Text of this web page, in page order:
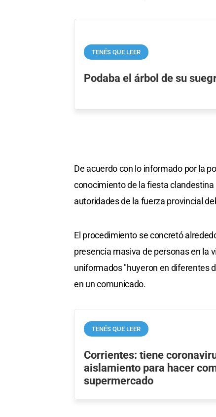
TENÉS QUE LEER
Podaba el árbol de su
De acuerdo con lo informado por la
conocimiento de la fiesta
autoridades de la fuerza provincial
El procedimiento se concretó
presencia masiva de personas en la
uniformados "huyeron en diferentes
en un comunicado.
TENÉS QUE LEER
Corrientes: tiene
aislamiento para hacer
supermercado